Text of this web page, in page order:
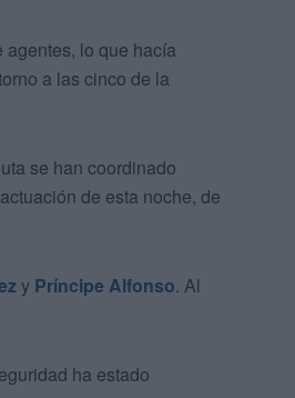
lo que hacía
a las cinco de la
se han coordinado
de esta noche, de
y Príncipe Alfonso. Al
ha estado